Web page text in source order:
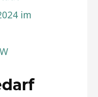
im